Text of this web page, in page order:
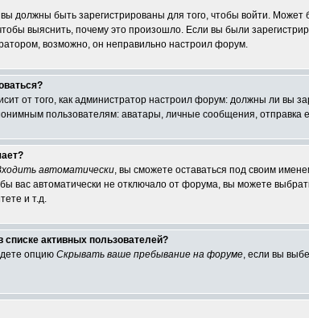
должны быть зарегистрированы для того, чтобы войти.
выяснить, почему это произошло. Если вы были
возможно, он неправильно настроил форум.
от того, как администратор настроил форум: должны ли
пользователям: аватары, личные сообщения, отправка
автоматически, вы сможете оставаться под своим
вас автоматически не отключало от форума, вы можете
и т.д.
списке активных пользователей?
опцию Скрывать ваше пребывание на форуме, если вы